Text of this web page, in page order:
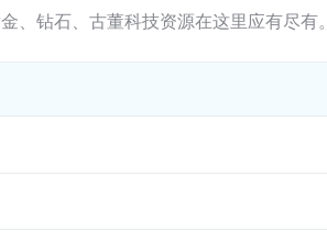
钻石、古董科技资源在这里应有尽